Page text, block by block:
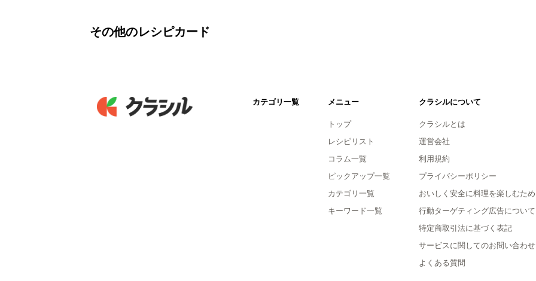
その他のレシピカード
カテゴリ一覧 メニュー
トップ
レシピリスト
コラム一覧
ピックアップ一覧
カテゴリ一覧
キーワード一覧
クラシルについて
クラシルとは
運営会社
利用規約
プライバシーポリシー
おいしく安全に料理を楽しむため
行動ターゲティング広告について
特定商取引法に基づく表記
サービスに関してのお問い合わせ
よくある質問